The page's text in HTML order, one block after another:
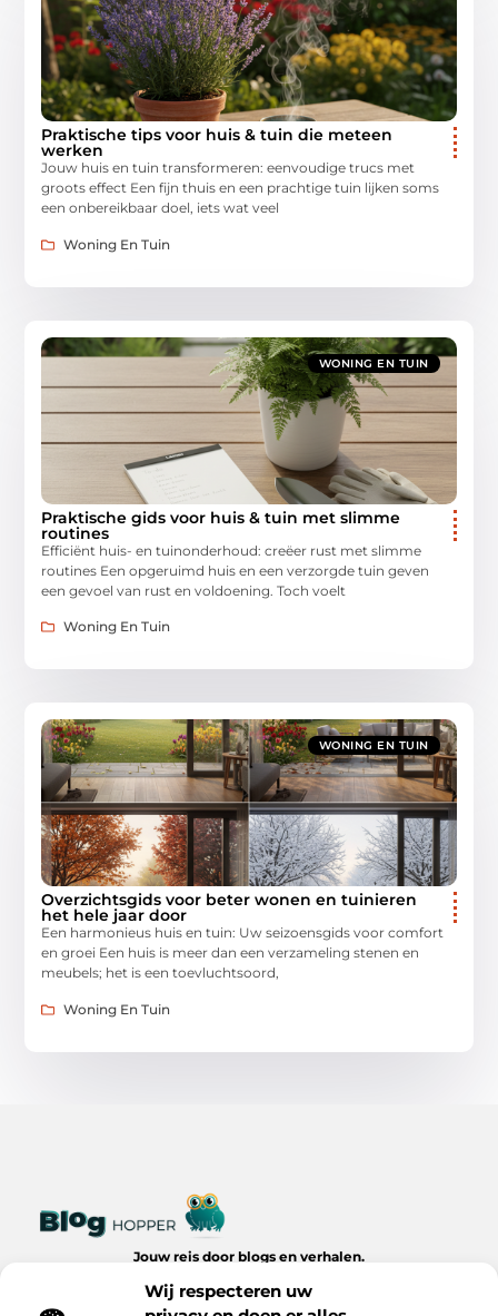
Wij respecteren uw
Praktische tips voor huis & tuin die meteen
werken
Jouw huis en tuin transformeren: eenvoudige trucs met
groots effect Een fijn thuis en een prachtige tuin lijken soms
een onbereikbaar doel, iets wat veel
Woning En Tuin
WONING EN TUIN
Praktische gids voor huis & tuin met slimme
routines
Efficiënt huis- en tuinonderhoud: creëer rust met slimme
routines Een opgeruimd huis en een verzorgde tuin geven
een gevoel van rust en voldoening. Toch voelt
Woning En Tuin
WONING EN TUIN
Overzichtsgids voor beter wonen en tuinieren
het hele jaar door
Een harmonieus huis en tuin: Uw seizoensgids voor comfort
en groei Een huis is meer dan een verzameling stenen en
meubels; het is een toevluchtsoord,
Woning En Tuin
Jouw reis door blogs en verhalen.
dagelijks leven op Bloghopper.nl.